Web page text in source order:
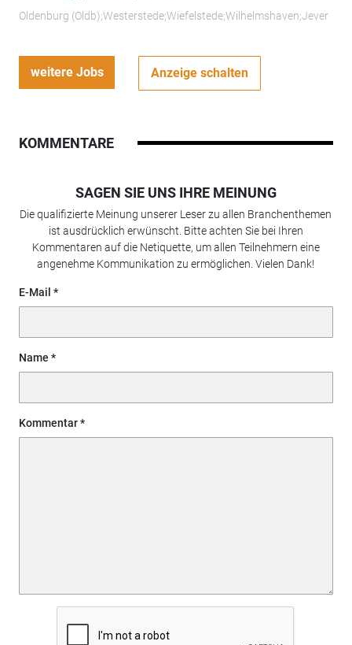
Oldenburg (Oldb);Westerstede;Wiefelstede;Wilhelmshaven;Jever
weitere Jobs Anzeige schalten
KOMMENTARE
SAGEN SIE UNS IHRE MEINUNG
Die qualifizierte Meinung unserer Leser zu allen Branchenthemen
ist ausdrücklich erwünscht. Bitte achten Sie bei Ihren
Kommentaren auf die Netiquette, um allen Teilnehmern eine
angenehme Kommunikation zu ermöglichen. Vielen Dank!
E-Mail
Name
Kommentar